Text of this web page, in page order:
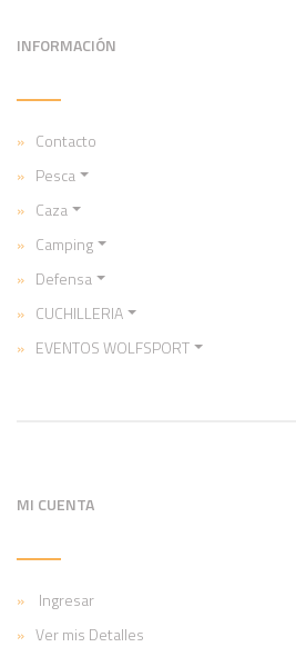
INFORMACIÓN
Contacto
Pesca
Caza
Camping
Defensa
CUCHILLERIA
EVENTOS WOLFSPORT
MI CUENTA
Ingresar
Ver mis Detalles